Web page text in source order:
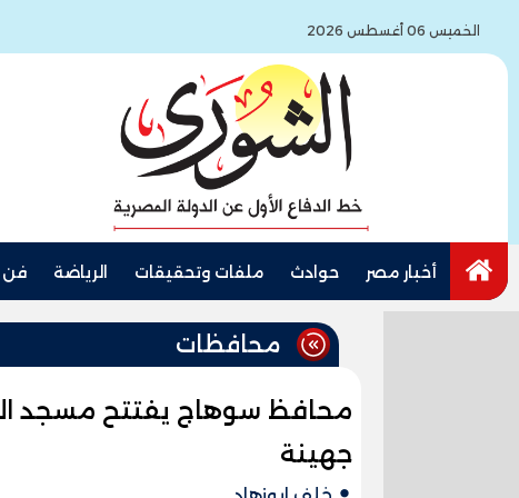
الخميس 06 أغسطس 2026
أخبار مصر حوادث ملفات وتحقيقات الرياضة فن
محافظات
محافظ سوهاج يفتتح مسجد
جهينة